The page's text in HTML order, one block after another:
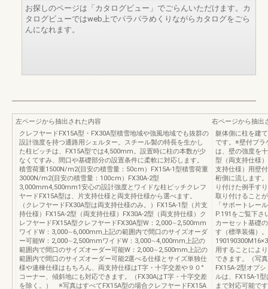
お探しのページは「カタログビュー」でごらんいただけます。カ
タログビューではweb上でパラパラめくりながらカタログをごら
んになれます。
左ページから抽出された内容
クレフヤードFX15A型・FX30A型積雪地域や強風地域でも抜群の
設計強度を持つ通路用シェルター。スチール製の特長を生かし
た柱ピッチは、FX15A型では4,500mm。設置時に柱の本数が少
なくてすみ、間口や基礎部分の設置条件に柔軟に対応します。
積雪荷重1500N/m2(目安の積雪量：50cm）FX15A-1型積雪荷重
3000N/m2(目安の積雪量：100cm）FX30A-2型
3,000mm4,500mm1安心の設計強度とワイドな柱ピッチクレフ
ヤードFX15A型は、片支持仕様と両支持仕様から選べます。
（クレフヤードFX30A型は両支持仕様のみ。）FX15A-1型（片支
持仕様）FX15A-2型（両支持仕様）FX30A-2型（両支持仕様）ク
レフヤードFX15A型クレフヤードFX30A型W：2,000∼2,500mm
ワイドW：3,000∼6,000mm上記の範囲内で間口のサイズオーダ
ー可能W：2,000∼2,500mmワイドW：3,000∼4,000mm上記の
範囲内で間口のサイズオーダー可能W：2,000∼2,500mm上記の
範囲内で間口のサイズオーダー可能2選べる仕様とサイズ単独仕
様や連棟仕様はもちろん、両支持仕様はT字・十字交差や９０°
コーナー、傾斜地にも対応できます。（FX30AはT字・十字交差
を除く。） ※写真はすべてFX15A型の場合クレフヤードFX15A
右ページから抽出
躯体側に柱を建
です。※壁付ブラ
は、壁の強度を
型（両支持仕様
支持仕様）用壁
桁側に流します
り付けた例手す
取り付けること
「サポートレー
P.191をご覧下さ
カーセット基礎
す（標準装備）
用することによ
できます。（写
FX15A-2型オプ
ルは、FX15A-1
まで対応可能で